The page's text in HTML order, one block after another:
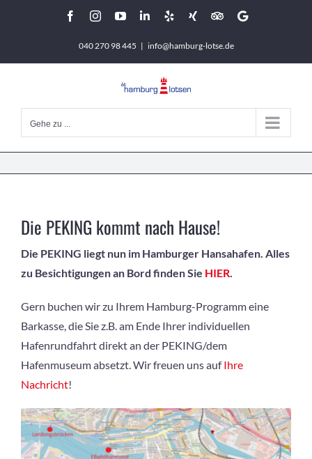
FacebookInstagramYouTubeLinkedIn
YelpXing Tripadvisor
Google
040 270 98 445 | info@hamburg-lotse.de
Gehe zu ...
Die PEKING kommt nach Hause!
Die PEKING liegt nun im Hamburger Hansahafen. Alles
zu Besichtigungen an Bord finden Sie HIER.
Gern buchen wir zu Ihrem Hamburg-Programm eine
Barkasse, die Sie z.B. am Ende Ihrer individuellen
Hafenrundfahrt direkt an der PEKING/dem
Hafenmuseum absetzt. Wir freuen uns aufIhre
Nachricht!